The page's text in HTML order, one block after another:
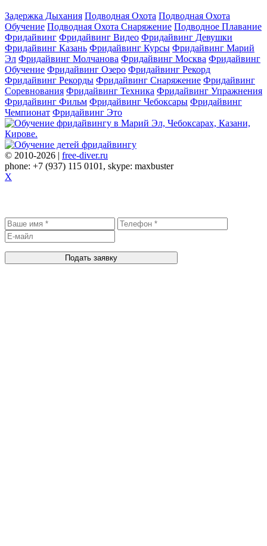
Задержка Дыхания Подводная Охота Подводная Охота
Обучение Подводная Охота Снаряжение Подводное Плавание
Фридайвинг Фридайвинг Видео Фридайвинг Девушки
Фридайвинг Казань Фридайвинг Курсы Фридайвинг Марий
Эл Фридайвинг Молчанова Фридайвинг Москва Фридайвинг
Обучение Фридайвинг Озеро Фридайвинг Рекорд
Фридайвинг Рекорды Фридайвинг Снаряжение Фридайвинг
Соревнования Фридайвинг Техника Фридайвинг Упражнения
Фридайвинг Фильм Фридайвинг Чебоксары Фридайвинг
Чемпионат Фридайвинг Это
© 2010-2026 | free-diver.ru
phone: +7 (937) 115 0101, skype: maxbuster
X